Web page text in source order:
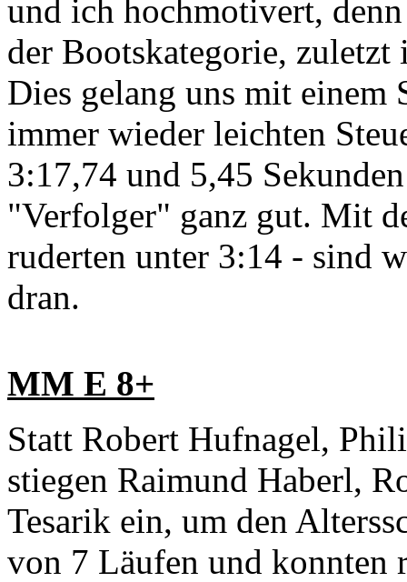
und ich hochmotivert,
der Bootskategorie,
Dies gelang uns mit
immer wieder leichten
3:17,74 und 5,45
"Verfolger" ganz gut. Mit
ruderten unter 3:14 - sind
dran.
MM E 8+
Statt Robert Hufnagel,
stiegen Raimund Haberl,
Tesarik ein, um den
von 7 Läufen und konnten